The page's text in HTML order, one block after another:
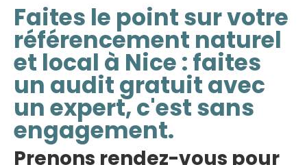
Faites le point sur votre
référencement naturel
et local à Nice : faites
un audit gratuit avec
un expert, c'est sans
engagement.
Prenons rendez-vous pour